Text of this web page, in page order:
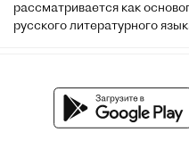
рассматривается как
русского литературного